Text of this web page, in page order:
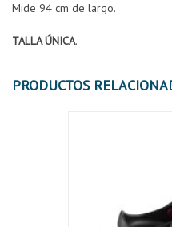
Mide 94 cm de largo.
TALLA ÚNICA.